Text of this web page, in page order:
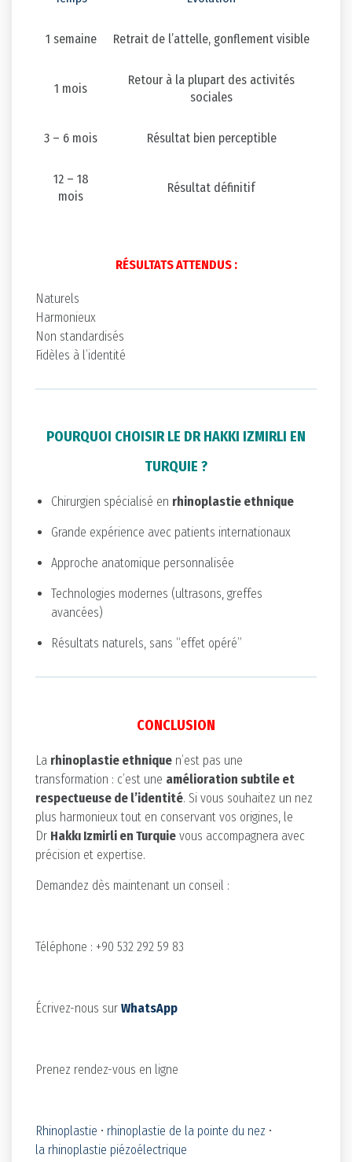
1 semaine Retrait de l’attelle, gonflement visible
1 mois
Retour à la plupart des activités
sociales
3 – 6 mois Résultat bien perceptible
12 – 18
mois
Résultat définitif
RÉSULTATS ATTENDUS :
Naturels
Harmonieux
Non standardisés
Fidèles à l’identité
POURQUOI CHOISIR LE DR HAKKI IZMIRLI EN
TURQUIE ?
Chirurgien spécialisé en rhinoplastie ethnique
Grande expérience avec patients internationaux
Approche anatomique personnalisée
Technologies modernes (ultrasons, greffes
avancées)
Résultats naturels, sans “effet opéré”
CONCLUSION
La rhinoplastie ethnique n’est pas une
transformation : c’est une amélioration subtile et
respectueuse de l’identité. Si vous souhaitez un nez
plus harmonieux tout en conservant vos origines, le
Dr Hakkı Izmirli en Turquie vous accompagnera avec
précision et expertise.
Demandez dès maintenant un conseil :
Téléphone : +90 532 292 59 83
Écrivez-nous sur WhatsApp
Prenez rendez-vous en ligne
Rhinoplastie • rhinoplastie de la pointe du nez •
la rhinoplastie piézoélectrique